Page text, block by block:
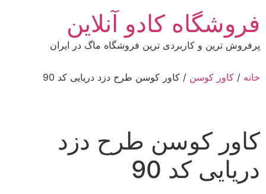
محتوا
فروشگاه کادو آنلاین
پرفروش ترین و کاربردی ترین فروشگاه ماگ در ایران
خانه / کاور کوسن / کاور کوسن طرح دزد دریایی کد 90
کاور کوسن طرح دزد
دریایی کد 90